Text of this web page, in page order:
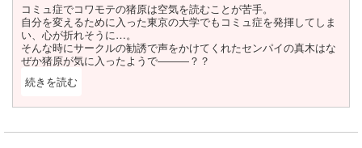
コミュ症でコワモテの猪原は空気を読むことが苦手。
自分を変えるために入った東京の大学でもコミュ症を発揮してしま
い、心が折れそうに…。
そんな時にサークルの勧誘で声をかけてくれたセンパイの真木はな
ぜか猪原が気に入ったようで―――？？
続きを読む
本作、基本的にはナチュラルに距離が近い真木にウブな猪原が振り
自分を怖がらずに受け入れてくれた真木に特別な感情を抱いてしま